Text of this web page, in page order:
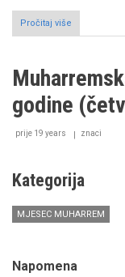
Pročitaj više
godine
dan)
godine
prije 19 years znaci
Kategorija
MJESEC MUHARREM
Napomena